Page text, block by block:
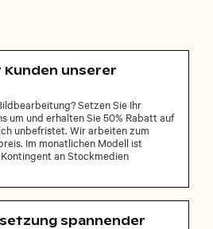
unserer
Setzen Sie Ihr
um und erhalten Sie 50% Rabatt auf
unbefristet. Wir arbeiten zum
Im monatlichen Modell ist
an Stockmedien
spannender